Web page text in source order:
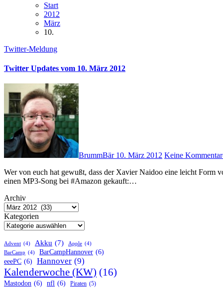
Start
2012
März
10.
Twitter-Meldung
Twitter Updates vom 10. März 2012
BrummBär 10. März 2012 Keine
Wer von euch hat gewußt, dass der Xavier Naidoo eine leicht Form von Epilepsie hat? Höre ich heute zum ersten Mal! # Habe mir gerade
einen MP3-Song bei #Amazon gekauft:…
Archiv
Kategorien
Advent (4) Akku (7) Apple (4)
BarCamp (4) BarCampHannover (6)
eeePC (6) Hannover (9)
Kalenderwoche (KW) (16)
Mastodon (6) nfl (6) Piraten (5)